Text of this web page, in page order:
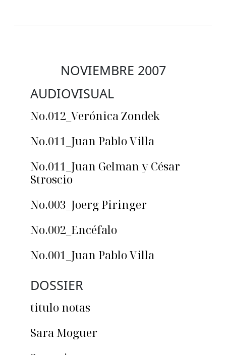
NOVIEMBRE 2007
AUDIOVISUAL
No.012_Verónica Zondek
No.011_Juan Pablo Villa
No.011_Juan Gelman y César
Stroscio
No.003_Joerg Piringer
No.002_Encéfalo
No.001_Juan Pablo Villa
DOSSIER
titulo notas
Sara Moguer